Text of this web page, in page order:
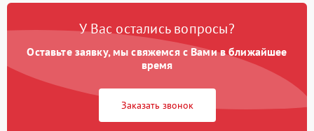
У Вас остались вопросы?
Оставьте заявку, мы свяжемся с Вами в ближайшее
время
Заказать звонок